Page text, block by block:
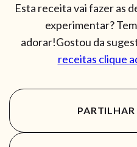
Esta receita vai fazer as
experimentar?
adorar!Gostou da
receitas clique
PARTILHAR